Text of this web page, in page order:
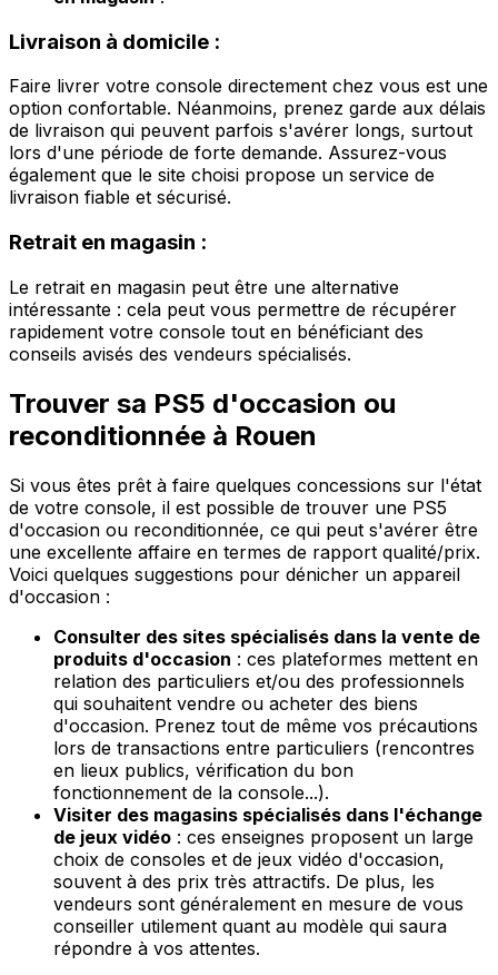
Livraison à domicile :
Faire livrer votre console directement chez vous est une
option confortable. Néanmoins, prenez garde aux délais
de livraison qui peuvent parfois s'avérer longs, surtout
lors d'une période de forte demande. Assurez-vous
également que le site choisi propose un service de
livraison fiable et sécurisé.
Retrait en magasin :
Le retrait en magasin peut être une alternative
intéressante : cela peut vous permettre de récupérer
rapidement votre console tout en bénéficiant des
conseils avisés des vendeurs spécialisés.
Trouver sa PS5 d'occasion ou
reconditionnée à Rouen
Si vous êtes prêt à faire quelques concessions sur l'état
de votre console, il est possible de trouver une PS5
d'occasion ou reconditionnée, ce qui peut s'avérer être
une excellente affaire en termes de rapport qualité/prix.
Voici quelques suggestions pour dénicher un appareil
d'occasion :
Consulter des sites spécialisés dans la vente de
produits d'occasion : ces plateformes mettent en
relation des particuliers et/ou des professionnels
qui souhaitent vendre ou acheter des biens
d'occasion. Prenez tout de même vos précautions
lors de transactions entre particuliers (rencontres
en lieux publics, vérification du bon
fonctionnement de la console...).
Visiter des magasins spécialisés dans l'échange
de jeux vidéo : ces enseignes proposent un large
choix de consoles et de jeux vidéo d'occasion,
souvent à des prix très attractifs. De plus, les
vendeurs sont généralement en mesure de vous
conseiller utilement quant au modèle qui saura
répondre à vos attentes.